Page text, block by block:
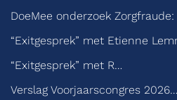
DoeMee onderzoek
“Exitgesprek” met Etienne
“Exitgesprek” met R…
Verslag Voorjaarscongres 2026…